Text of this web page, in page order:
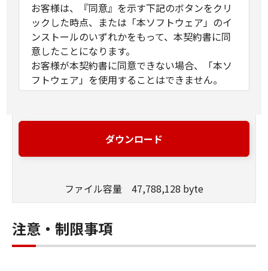
お客様は、『同意』を示す下記のボタンをクリ
ックした時点、または「本ソフトウェア」のイ
ンストールのいずれかをもって、本契約書に同
意したことになります。
お客様が本契約書に同意できない場合、「本ソ
フトウェア」を使用することはできません。
(1) キヤノンは、お客様が「キヤノン製品」を利
用する目的のために、「キヤノン製品」に直接
（本契約書においては、「本ソフトウェア」を
ること、またはコンピューターにおいて表示す
ること、アクセスすること、もしくは実行する
ことのいずれも含むものとします。）するため
ダウンロード
ファイル容量 47,788,128 byte
注意・制限事項